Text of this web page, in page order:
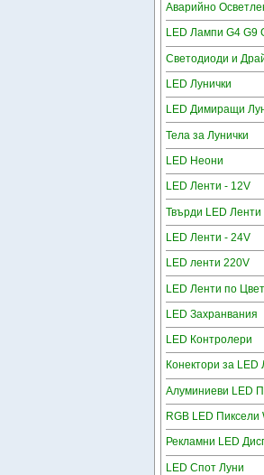
Аварийно
LED Лампи G4 G9
Светодиоди и
LED Лунички
LED Димиращи
Тела за Лунички
LED Неони
LED Ленти - 12V
Твърди LED Ленти
LED Ленти - 24V
LED ленти 220V
LED Ленти по
LED Захранвания
LED Контролери
Конектори за LED
Алуминиеви LED
RGB LED Пиксели
Рекламни LED
LED Спот Луни